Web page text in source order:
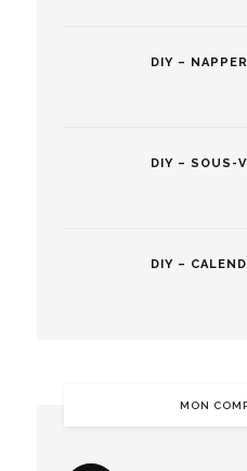
DIY –
DIY – SOUS-
DIY –
MON